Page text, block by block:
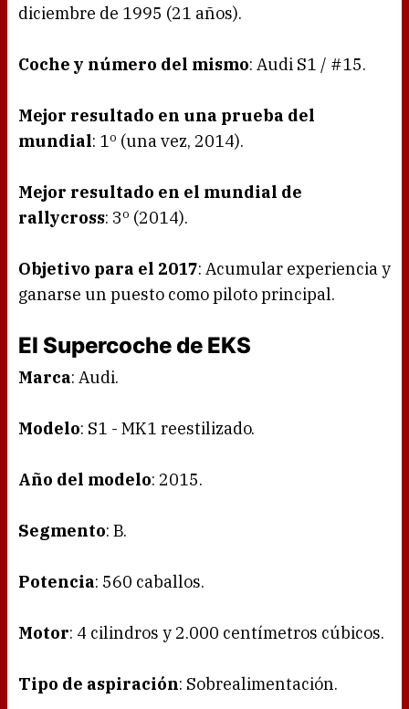
diciembre de 1995 (21 años).
Coche y número del mismo: Audi S1 / #15.
Mejor resultado en una prueba del
mundial: 1º (una vez, 2014).
Mejor resultado en el mundial de
rallycross: 3º (2014).
Objetivo para el 2017: Acumular experiencia y
ganarse un puesto como piloto principal.
El Supercoche de EKS
Marca: Audi.
Modelo: S1 - MK1 reestilizado.
Año del modelo: 2015.
Segmento: B.
Potencia: 560 caballos.
Motor: 4 cilindros y 2.000 centímetros cúbicos.
Tipo de aspiración: Sobrealimentación.